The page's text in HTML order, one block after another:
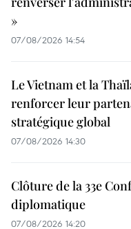
»
07/08/2026 14:54
Le Vietnam et la
renforcer leur
stratégique global
07/08/2026 14:30
Clôture de la 33e
diplomatique
07/08/2026 14:20